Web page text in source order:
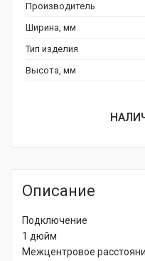
Производитель
Ширина, мм
Тип изделия
Высота, мм
Описание
Подключение
1 дюйм
Межцентровое